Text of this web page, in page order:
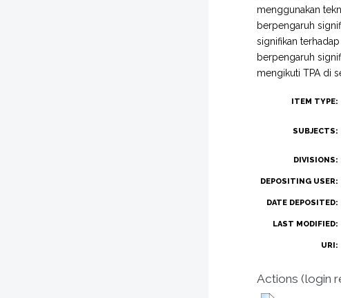
menggunakan
berpengaruh
signifikan
berpengaruh
mengikuti TPA di
ITEM TYPE:
SUBJECTS:
DIVISIONS:
DEPOSITING USER:
DATE DEPOSITED:
LAST MODIFIED:
URI:
Actions (login